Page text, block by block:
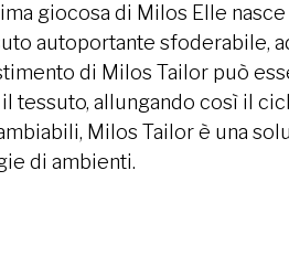
giocosa di Milos Elle
autoportante sfoderabile,
di Milos Tailor può
il tessuto, allungando così il
Milos Tailor è una
di ambienti.